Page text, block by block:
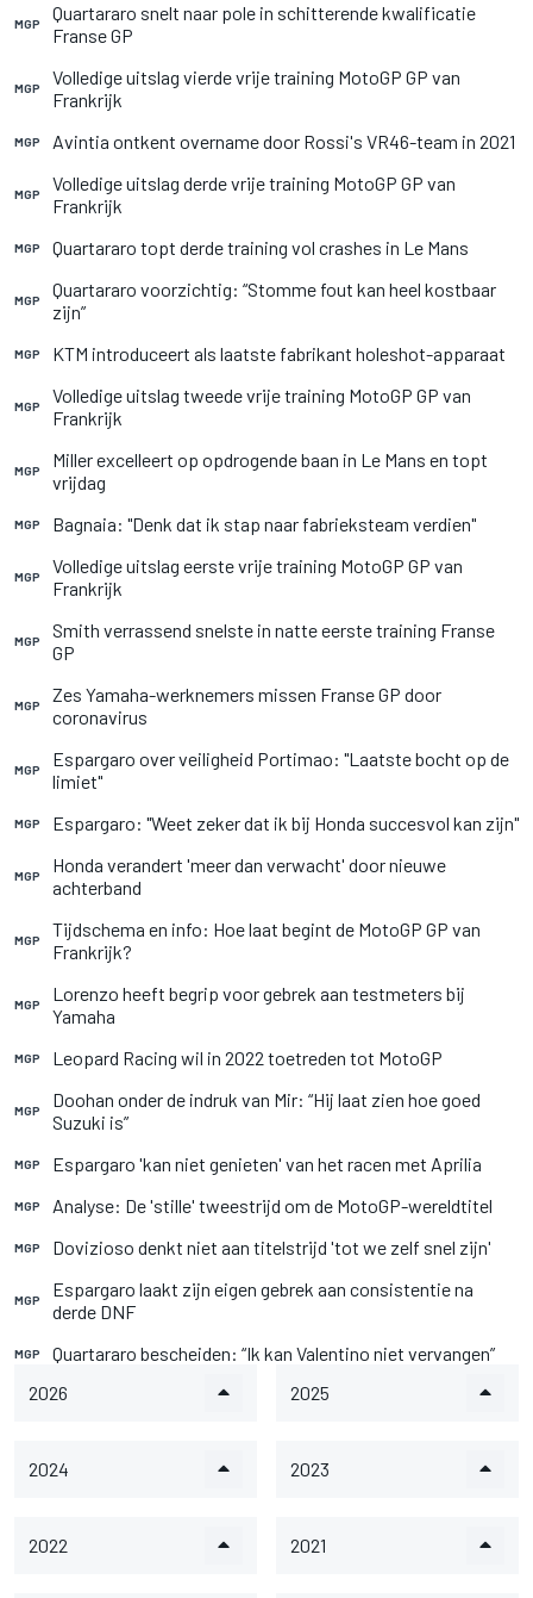
MGP
Quartararo snelt naar pole in schitterende kwalificatie
Franse GP
MGP
Volledige uitslag vierde vrije training MotoGP GP van
Frankrijk
MGP Avintia ontkent overname door Rossi's VR46-team in 2021
MGP
Volledige uitslag derde vrije training MotoGP GP van
Frankrijk
MGP Quartararo topt derde training vol crashes in Le Mans
MGP
Quartararo voorzichtig: “Stomme fout kan heel kostbaar
zijn”
MGP KTM introduceert als laatste fabrikant holeshot-apparaat
MGP
Volledige uitslag tweede vrije training MotoGP GP van
Frankrijk
MGP
Miller excelleert op opdrogende baan in Le Mans en topt
vrijdag
MGP Bagnaia: "Denk dat ik stap naar fabrieksteam verdien"
MGP
Volledige uitslag eerste vrije training MotoGP GP van
Frankrijk
MGP
Smith verrassend snelste in natte eerste training Franse
GP
MGP
Zes Yamaha-werknemers missen Franse GP door
coronavirus
MGP
Espargaro over veiligheid Portimao: "Laatste bocht op de
limiet"
MGP Espargaro: "Weet zeker dat ik bij Honda succesvol kan zijn"
MGP
Honda verandert 'meer dan verwacht' door nieuwe
achterband
MGP
Tijdschema en info: Hoe laat begint de MotoGP GP van
Frankrijk?
MGP
Lorenzo heeft begrip voor gebrek aan testmeters bij
Yamaha
MGP Leopard Racing wil in 2022 toetreden tot MotoGP
MGP
Doohan onder de indruk van Mir: “Hij laat zien hoe goed
Suzuki is”
MGP Espargaro 'kan niet genieten' van het racen met Aprilia
MGP Analyse: De 'stille' tweestrijd om de MotoGP-wereldtitel
MGP Dovizioso denkt niet aan titelstrijd 'tot we zelf snel zijn'
MGP
Espargaro laakt zijn eigen gebrek aan consistentie na
derde DNF
MGP
Quartararo bescheiden: “Ik kan Valentino niet vervangen”
2026
2025
2024 2023
2022 2021